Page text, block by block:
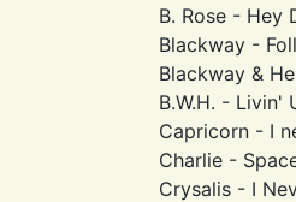
B. Rose - Hey
Blackway -
Blackway &
B.W.H. - Livin'
Capricorn - I
Charlie -
Crysalis - I